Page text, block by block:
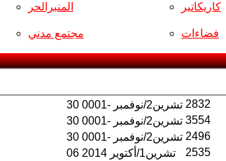
المنبرالحر
مجتمع مدني
كاريكاتير
فضاءات
30 تشرين2/نوفمبر -0001 2832
30 تشرين2/نوفمبر -0001 3554
30 تشرين2/نوفمبر -0001 2496
06 تشرين1/أكتوير 2014
2535